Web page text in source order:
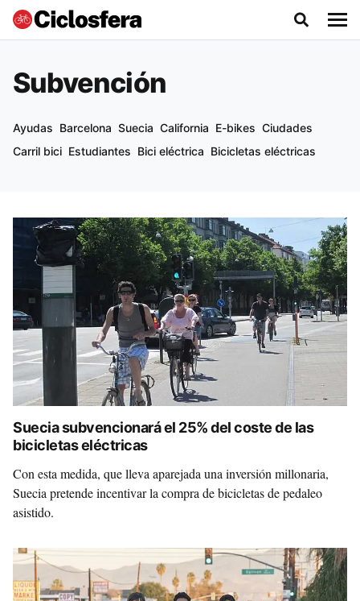
Subvención
Ayudas Barcelona Suecia California E-bikes Ciudades
Carril bici Estudiantes Bici eléctrica Bicicletas eléctricas
Suecia subvencionará el 25% del coste de las
bicicletas eléctricas
Con esta medida, que lleva aparejada una inversión millonaria,
Suecia pretende incentivar la compra de bicicletas de pedaleo
asistido.